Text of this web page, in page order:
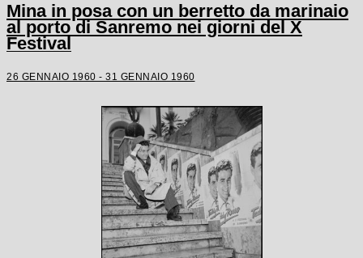
Mina in posa con un berretto da marinaio
al porto di Sanremo nei giorni del X
Festival
26 GENNAIO 1960 - 31 GENNAIO 1960